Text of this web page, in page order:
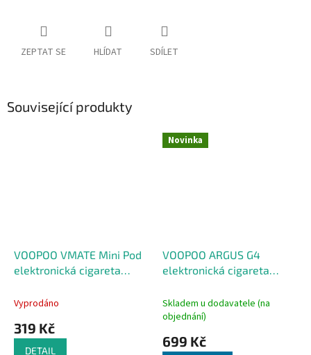
ZEPTAT SE HLÍDAT SDÍLET
Související produkty
VOOPOO VMATE Mini Pod
elektronická cigareta
Vyprodáno
319 Kč
DETAIL
Novinka
VOOPOO ARGUS G4
elektronická cigareta
Skladem u dodavatele (na
objednání)
699 Kč